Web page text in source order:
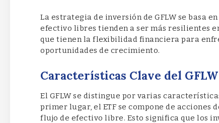
La estrategia de inversión de GFLW se basa
efectivo libres tienden a ser más resilientes
que tienen la flexibilidad financiera para
oportunidades de crecimiento.
Características Clave del GFLW
El GFLW se distingue por varias
primer lugar, el ETF se compone de acciones
flujo de efectivo libre. Esto significa que los